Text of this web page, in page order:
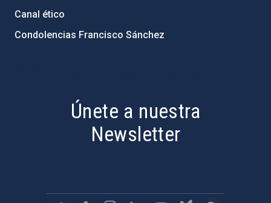
Canal ético
Condolencias Francisco Sánchez
Únete a nuestra
Newsletter